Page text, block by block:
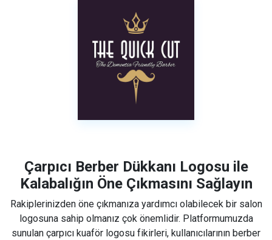
Çarpıcı Berber Dükkanı Logosu ile
Kalabalığın Öne Çıkmasını Sağlayın
Rakiplerinizden öne çıkmanıza yardımcı olabilecek bir salon
logosuna sahip olmanız çok önemlidir. Platformumuzda
sunulan çarpıcı kuaför logosu fikirleri, kullanıcılarının berber